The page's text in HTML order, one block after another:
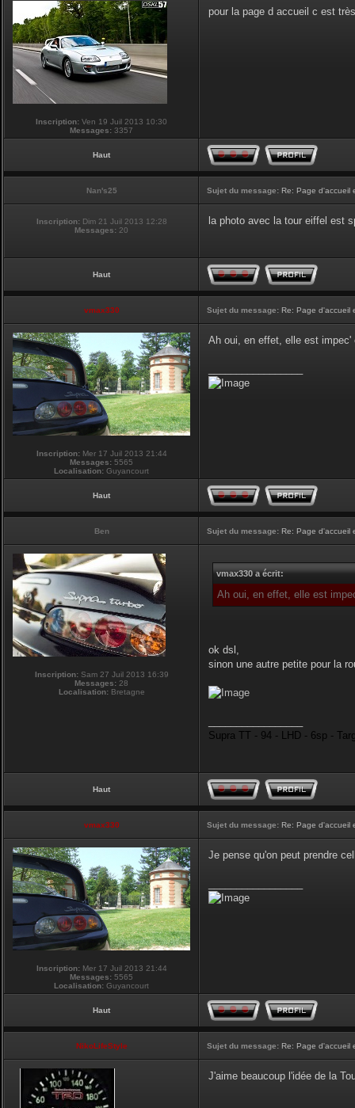
Inscription: Ven 19 Juil 2013 10:30
Messages: 3357
pour la page d accueil c est
Haut
Nan's25 Sujet du message: Re: Page d'accueil
Inscription: Dim 21 Juil 2013 12:28
Messages: 20
la photo avec la tour eiffel est
Haut
vmax330 Sujet du message: Re: Page d'accueil
Inscription:Mer 17 Juil 2013 21:44
Messages: 5565
Localisation: Guyancourt
Ah oui, en effet, elle est impec'
Haut
Ben Sujet du message: Re: Page d'accueil
Inscription:Sam 27 Juil 2013 16:39
Messages: 28
Localisation:Bretagne
vmax330 a écrit:
Ah oui, en effet, elle est
ok dsl,
sinon une autre petite pour la
Supra TT - 94 - LHD - 6sp -
Haut
vmax330 Sujet du message: Re: Page d'accueil
Inscription:Mer 17 Juil 2013 21:44
Messages: 5565
Localisation: Guyancourt
Je pense qu'on peut prendre
Haut
NikoLifeStyle Sujet du message: Re: Page d'accueil
J'aime beaucoup l'idée de la